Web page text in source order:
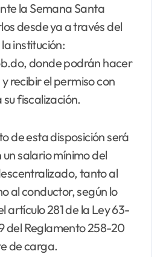
la Semana Santa
desde ya a través del
institución:
donde podrán hacer
recibir el permiso con
fiscalización.
de esta disposición será
salario mínimo del
tanto al
al conductor, según lo
artículo 281 de la Ley 63-
del Reglamento 258-20
de carga.